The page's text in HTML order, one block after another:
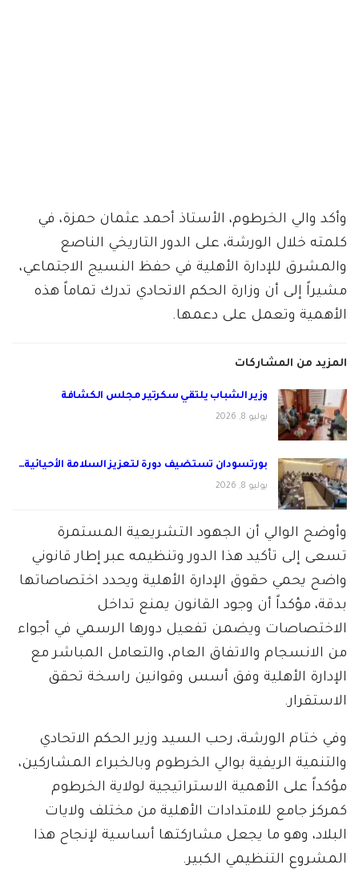
وأكد والي الخرطوم، الأستاذ أحمد عثمان حمزة، في
كلمته خلال الورشة، على الدور التاريخي الناصع
والمشرق للإدارة الأهلية في حفظ النسيج الاجتماعي،
مشيراً إلى أن وزارة الحكم الاتحادي تدرك تماماً هذه
الأهمية وتعمل على دعمها.
المزيد من المشاركات
وزير الشباب يلتقي سكرتير مجلس الكشافة
يوليو 8, 2026
بورتسودان تستضيف دورة لتعزيز السلامة الأحيائية…
يوليو 8, 2026
وأوضح الوالي أن الجهود التشريعية المستمرة
تسعى إلى تأكيد هذا الدور وتنظيمه عبر إطار قانوني
واضح يحمي حقوق الإدارة الأهلية ويحدد اختصاصاتها
بدقة، مؤكداً أن وجود القانون يمنع تداخل
الاختصاصات ويضمن تفعيل دورها الرسمي في أجواء
من الانسجام والاتفاق العام، والتعامل المباشر مع
الإدارة الأهلية وفق أسس وقوانين راسخة تحقق
الاستقرار.
وفي ختام الورشة، رحب السيد وزير الحكم الاتحادي
والتنمية الريفية بوالي الخرطوم وبالخبراء المشاركين،
مؤكداً على الأهمية الاستراتيجية لولاية الخرطوم
كمركز جامع للامتدادات الأهلية من مختلف ولايات
البلاد، وهو ما يجعل مشاركتها أساسية لإنجاح هذا
المشروع التنظيمي الكبير.